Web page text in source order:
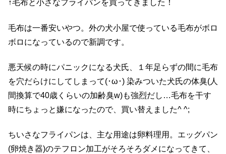
↑毛布と小さなフライパンを買ってきました！
毛布は一番安いやつ。外の犬小屋で使っている毛布がボロ
ボロになっているので新調です。
悪天候の時にパニックになる犬氏、１年足らずの間に毛布
を穴だらけにしてしまって(･ω･) 染みついた犬氏の体臭(人
間換算で40歳くらいの加齢臭w)も強烈だし…毛布を干す
時にちょっと嫌になったので、買い替えました^ ^;
ちいさなフライパンは、主な用途は卵料理用。エッグパン
(卵焼き器)のテフロン加工がそろそろダメになってきて、